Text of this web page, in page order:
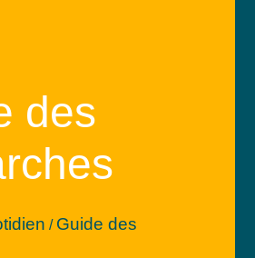
des
/ Guide des